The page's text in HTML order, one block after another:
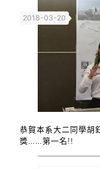
2018-03-20
恭賀本系大二同學胡
獎……第一名!!